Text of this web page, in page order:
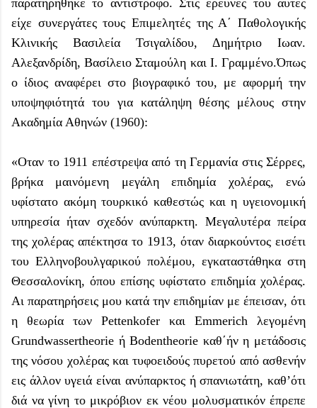
είχε συνεργάτες τους Επιμελητές της Α΄ Παθολογικής
Κλινικής Βασιλεία Τσιγαλίδου, Δημήτριο Ιωαν.
Αλεξανδρίδη, Βασίλειο Σταμούλη και Ι. Γραμμένο.Όπως
ο ίδιος αναφέρει στο βιογραφικό του, με αφορμή την
υποψηφιότητά του για κατάληψη θέσης μέλους στην
Ακαδημία Αθηνών (1960):
«Οταν το 1911 επέστρεψα από τη Γερμανία στις Σέρρες,
βρήκα μαινόμενη μεγάλη επιδημία χολέρας, ενώ
υφίστατο ακόμη τουρκικό καθεστώς και η υγειονομική
υπηρεσία ήταν σχεδόν ανύπαρκτη. Μεγαλυτέρα πείρα
της χολέρας απέκτησα το 1913, όταν διαρκούντος εισέτι
του Ελληνοβουλγαρικού πολέμου, εγκαταστάθηκα στη
Θεσσαλονίκη, όπου επίσης υφίστατο επιδημία χολέρας.
Αι παρατηρήσεις μου κατά την επιδημίαν με έπεισαν, ότι
η θεωρία των Pettenkofer και Emmerich λεγομένη
Grundwassertheorie ή Bodentheorie καθ΄ήν η μετάδοσις
της νόσου χολέρας και τυφοειδούς πυρετού από ασθενήν
εις άλλον υγειά είναι ανύπαρκτος ή σπανιωτάτη, καθ’ότι
διά να γίνη το μικρόβιον εκ νέου μολυσματικόν έπρεπε